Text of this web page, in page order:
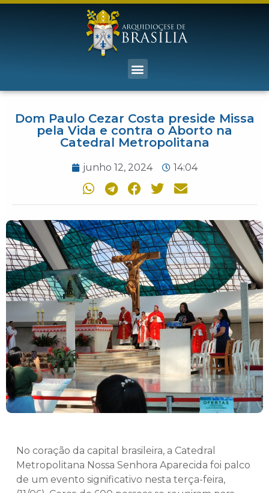
Dom Paulo Cezar Costa preside Missa
pela Vida e contra o Aborto na
Catedral Metropolitana
junho 12, 2024 14:04
No coração da capital brasileira, a Catedral
Metropolitana Nossa Senhora Aparecida foi palco
de um evento significativo nesta terça-feira,